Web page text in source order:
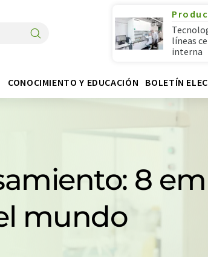
líneas
interna
CONOCIMIENTO Y EDUCACIÓN BOLETÍN
8
mundo